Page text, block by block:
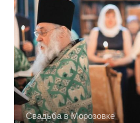
Свадьба в Морозовке